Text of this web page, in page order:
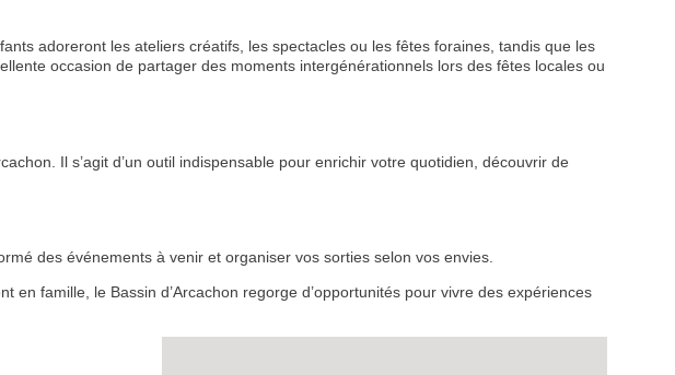
RECEVEZ
BONS PLANS
INSCRIPTION NEWSLETTER
adoreront les ateliers créatifs, les spectacles ou les fêtes foraines, tandis que les
occasion de partager des moments intergénérationnels lors des fêtes locales ou
Il s’agit d’un outil indispensable pour enrichir votre quotidien, découvrir de
des événements à venir et organiser vos sorties selon vos envies.
famille, le Bassin d’Arcachon regorge d’opportunités pour vivre des expériences